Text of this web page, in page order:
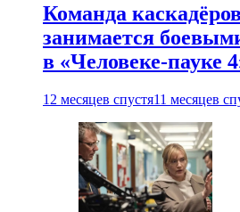
Команда
занимается
в «Человеке-пауке
12 месяцев спустя11 месяцев